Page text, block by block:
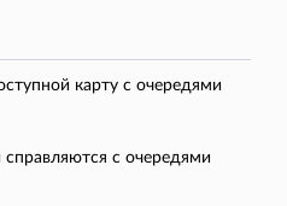
карту с очередями
справляются с очередями